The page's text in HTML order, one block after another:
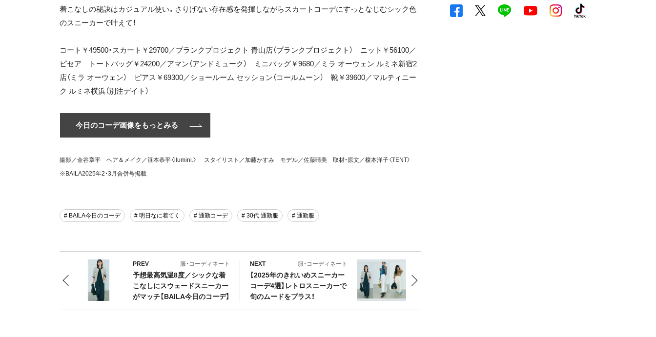
着こなしの秘訣はカジュアル使い。さりげない存在感を発揮しながらスカートコーデにすっとなじむシック色
のスニーカーで叶えて！
コート￥49500・スカート￥29700／プランクプロジェクト 青山店（プランクプロジェクト） ニット￥56100／
ピセア トートバッグ￥24200／アマン（アンドミューク） ミニバッグ￥9680／ミラ オーウェン ルミネ新宿2
店（ミラ オーウェン） ピアス￥69300／ショールーム セッション（コールムーン） 靴￥39600／マルティニー
ク ルミネ横浜（別注デイト）
今日のコーデ画像をもっとみる
撮影／金谷章平 ヘア＆メイク／笹本恭平〈ilumini.〉 スタイリスト／加藤かすみ モデル／佐藤晴美 取材・原文／榎本洋子〈TENT〉
※BAILA2025年2・3月合併号掲載
# BAILA今日のコーデ # 明日なに着てく # 通勤コーデ # 30代 通勤服 # 通勤服
PREV 服・コーディネート
予想最高気温8度／シックな着
こなしにスウェードスニーカー
がマッチ【BAILA今日のコーデ】
NEXT 服・コーディネート
【2025年のきれいめスニーカー
コーデ4選】レトロスニーカーで
旬のムードをプラス！